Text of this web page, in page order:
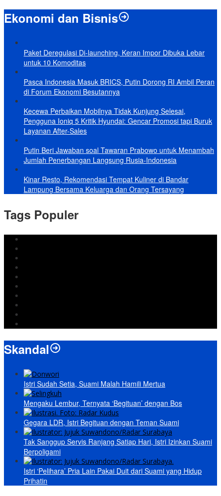
Ekonomi dan Bisnis
Paket Deregulasi Di-launching, Keran Impor Dibuka Lebar
untuk 10 Komoditas
Pasca Indonesia Masuk BRICS, Putin Dorong RI Ambil Peran
di Forum Ekonomi Besutannya
Kecewa Perbaikan Mobilnya Tidak Kunjung Selesai,
Pengguna Ioniq 5 Kritik Hyundai: Gencar Promosi tapi Buruk
Layanan After-Sales
Putin Beri Jawaban soal Tawaran Prabowo untuk Menambah
Jumlah Penerbangan Langsung Rusia-Indonesia
Kinar Resto, Rekomendasi Tempat Kuliner di Bandar
Lampung Bersama Keluarga dan Orang Tersayang
Tags Populer
Skandal
Istri Sudah Setia, Suami Malah Hamili Mertua
Mengaku Lembur, Ternyata ‘Begituan’ dengan Bos
Gegara LDR, Istri Begituan dengan Teman Suami
Tak Sanggup Servis Ranjang Satiap Hari, Istri Izinkan Suami
Berpoligami
Istri ‘Pelihara’ Pria Lain Pakai Duit dari Suami yang Hidup
Prihatin